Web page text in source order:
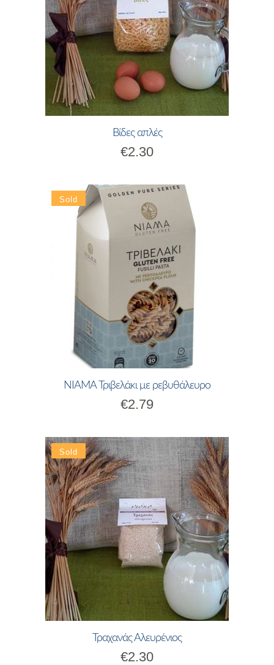
Βίδες απλές
€2.30
ΝΙΑΜΑ Τριβελάκι με ρεβυθάλευρο
€2.79
Τραχανάς Αλευρένιος
€2.30